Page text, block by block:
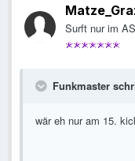
Surft nur im
Funkmaster
wär eh nur am 15.